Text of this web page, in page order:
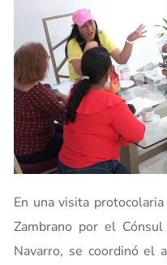
En una visita
Zambrano por el
Navarro, se coordinó el